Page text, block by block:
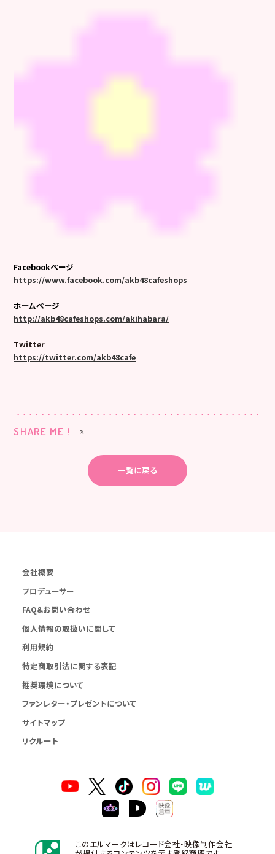
Facebookページ
https://www.facebook.com/akb48cafeshops
ホームページ
http://akb48cafeshops.com/akihabara/
Twitter
https://twitter.com/akb48cafe
SHARE ME !
一覧に戻る
会社概要
プロデューサー
FAQ&お問い合わせ
個人情報の取扱いに関して
利用規約
特定商取引法に関する表記
推奨環境について
ファンレター・プレゼントについて
サイトマップ
リクルート
このエルマークはレコード会社・映像制作会社